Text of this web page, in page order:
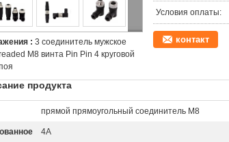
: 3 соединитель мужское
M8 винта Pin Pin 4 круговой
Условия оплаты:
контакт
продукта
прямой прямоугольный соединитель M8
4A